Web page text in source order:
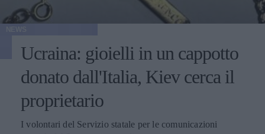
Ucraina: gioielli in un cappotto
donato dall'Italia, Kiev cerca il
proprietario
I volontari del Servizio statale per le comunicazioni